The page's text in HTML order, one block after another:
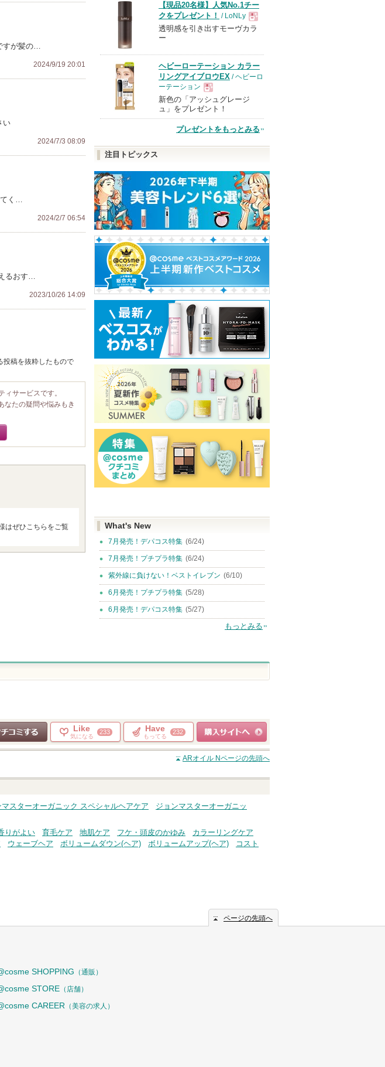
すが髪の…
2024/9/19 20:01
い
2024/7/3 08:09
てく…
2024/2/7 06:54
るおす…
2023/10/26 14:09
投稿を抜粋したもので
サービスです。
なたの疑問や悩みもき
はぜひこちらをご覧
【現品20名様】人気No.1チー
クをプレゼント！ / LoNLy
現
品
透明感を引き出すモーヴカラ
ー
ヘビーローテーション カラー
リングアイブロウEX / ヘビーロ
ーテーション
現
品
新色の「アッシュグレージ
ュ」をプレゼント！
プレゼントをもっとみる
注目トピックス
What's New
7月発売！デパコス特集 (6/24)
7月発売！プチプラ特集 (6/24)
紫外線に負けない！ベストイレブン (6/10)
6月発売！プチプラ特集 (5/28)
6月発売！デパコス特集 (5/27)
もっとみる
クチコミする
Like
気になる
233 Have
もってる
232
ショッピングサイト
へ
ARオイル Nページの先頭へ
マスターオーガニック スペシャルヘアケア
ジョンマスターオーガニッ
りがよい 育毛ケア 地肌ケア フケ・頭皮のかゆみ
カラーリングケア
ウェーブヘア ボリュームダウン(ヘア) ボリュームアップ(ヘア)
コスト
ページの先頭へ
SHOPPING （通販）
STORE （店舗）
CAREER （美容の求人）